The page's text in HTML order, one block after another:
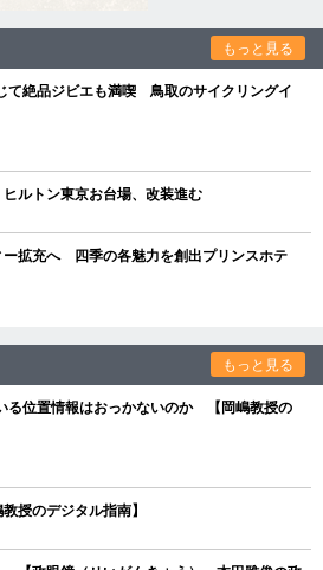
もっと見る
て絶品ジビエも満喫 鳥取のサイクリングイ
ルトン東京お台場、改装進む
ー拡充へ 四季の各魅力を創出プリンスホテ
もっと見る
る位置情報はおっかないのか 【岡嶋教授の
授のデジタル指南】